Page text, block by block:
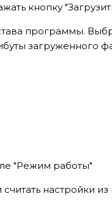
кнопку
программы.
загруженного
"Режим работы"
настройки